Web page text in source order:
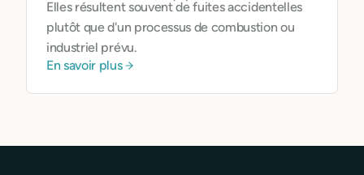
Elles résultent souvent de fuites accidentelles
plutôt que d'un processus de combustion ou
industriel prévu.
En savoir plus